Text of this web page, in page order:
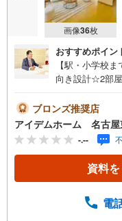
画像36枚
おすすめポイン
【駅・小学校
向き設計☆2部
おります☆ ＼
のご来店・ご見
質】設計住宅性
車2台、4LDK、
駅 徒歩6分（
■水無瀬中学
きたい！にス
ブロンズ推奨店
アイデムホーム 名古屋
-.--
資料
電